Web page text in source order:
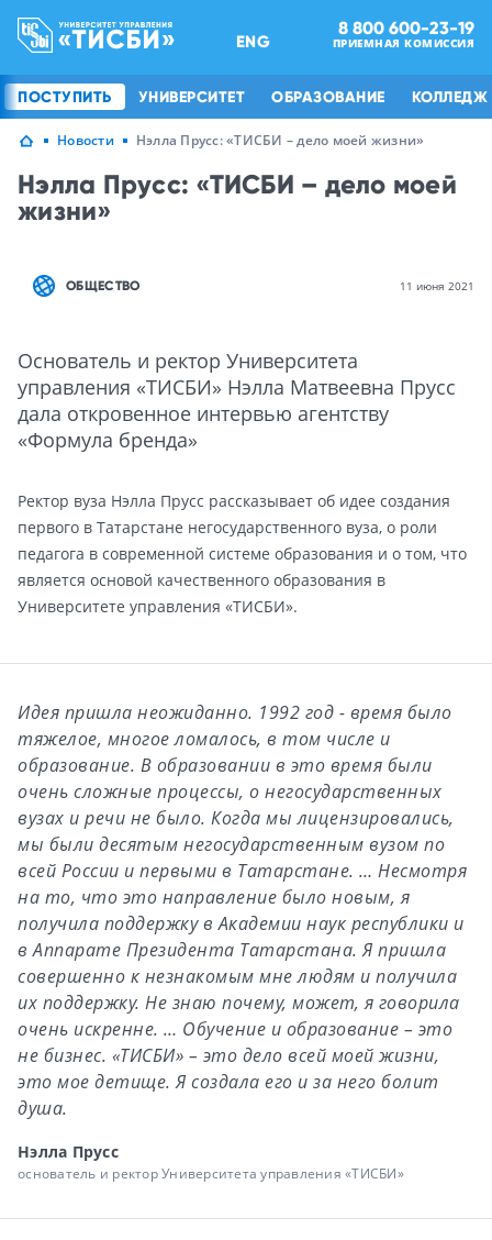
ENG
8 800 600-23-19
ПРИЕМНАЯ КОМИССИЯ
ПОСТУПИТЬ УНИВЕРСИТЕТ ОБРАЗОВАНИЕ КОЛЛЕДЖ
Новости Нэлла Прусс: «ТИСБИ – дело моей жизни»
Нэлла Прусс: «ТИСБИ – дело моей
жизни»
ОБЩЕСТВО 11 июня 2021
Основатель и ректор Университета
управления «ТИСБИ» Нэлла Матвеевна Прусс
дала откровенное интервью агентству
«Формула бренда»
Ректор вуза Нэлла Прусс рассказывает об идее создания
первого в Татарстане негосударственного вуза, о роли
педагога в современной системе образования и о том, что
является основой качественного образования в
Университете управления «ТИСБИ».
Идея пришла неожиданно. 1992 год - время было
тяжелое, многое ломалось, в том числе и
образование. В образовании в это время были
очень сложные процессы, о негосударственных
вузах и речи не было. Когда мы лицензировались,
мы были десятым негосударственным вузом по
всей России и первыми в Татарстане. … Несмотря
на то, что это направление было новым, я
получила поддержку в Академии наук республики и
в Аппарате Президента Татарстана. Я пришла
совершенно к незнакомым мне людям и получила
их поддержку. Не знаю почему, может, я говорила
очень искренне. … Обучение и образование – это
не бизнес. «ТИСБИ» – это дело всей моей жизни,
это мое детище. Я создала его и за него болит
душа.
Нэлла Прусс
основатель и ректор Университета управления «ТИСБИ»